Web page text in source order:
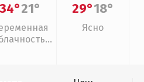
34°21° 29°18°
Ясно